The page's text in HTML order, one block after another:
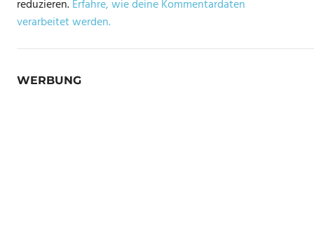
reduzieren.Erfahre, wie deine Kommentardaten
verarbeitet werden.
WERBUNG